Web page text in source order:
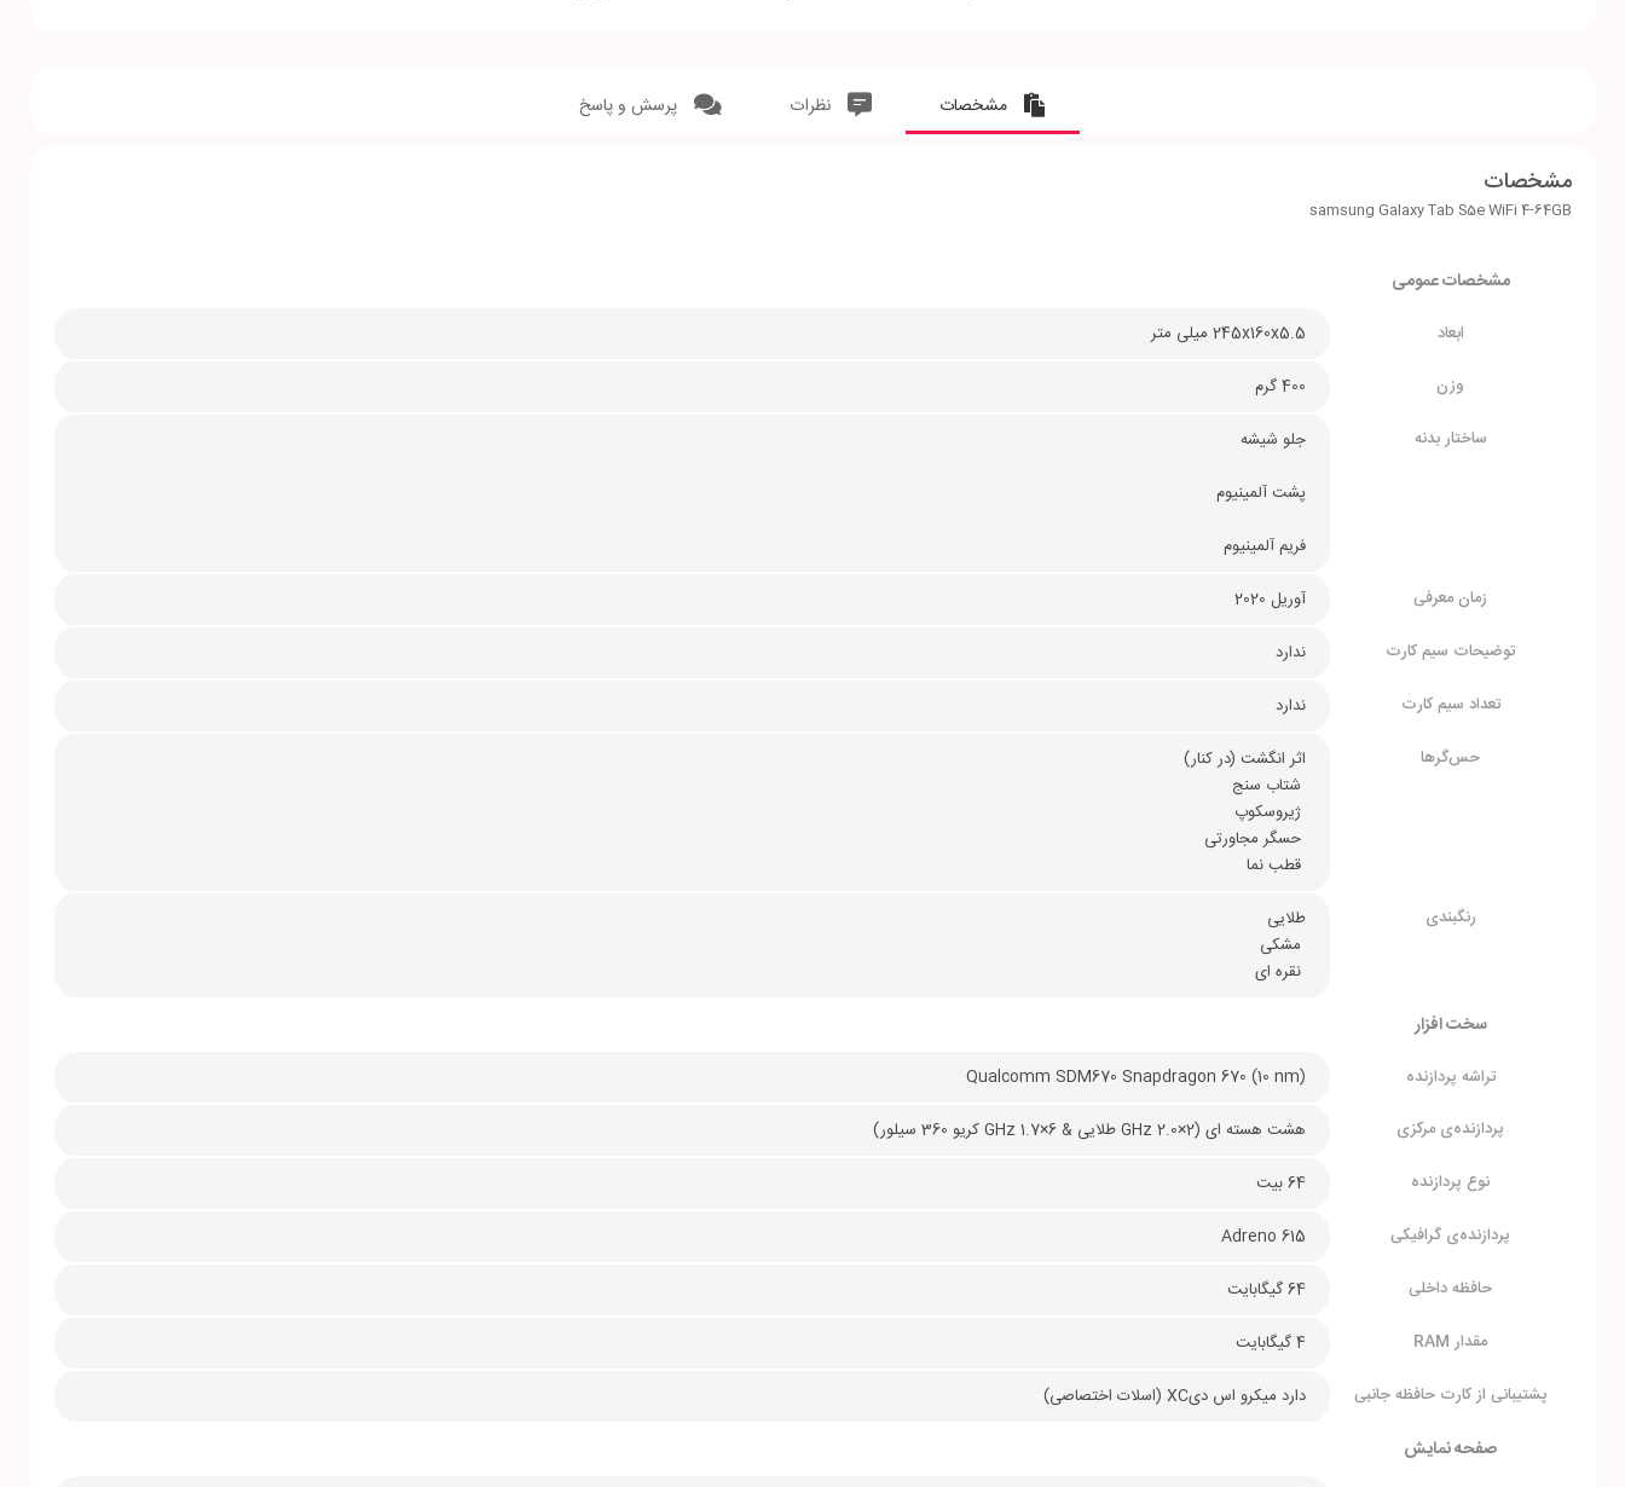
مشخصات نظرات پرسش و پاسخ
مشخصات
samsung Galaxy Tab S5e WiFi 4-64GB
مشخصات عمومی
ابعاد
245x160x5.5 میلی متر
وزن
400 گرم
ساختار بدنه
جلو شیشه
پشت آلمینیوم
فریم آلمینیوم
زمان معرفی
آوریل 2020
توضیحات سیم کارت
ندارد
تعداد سیم کارت
ندارد
حس‌گرها
اثر انگشت (در کنار)
ژیروسکوپ
حسگر مجاورتی
قطب نما
رنگبندی
طلایی
نقره ای
سخت افزار
تراشه پردازنده
Qualcomm SDM670 Snapdragon 670 (10 nm)
پردازنده‌ی مرکزی
هشت هسته ای (2×2.0 GHz طلایی & 6×1.7 GHz کریو 360 سیلور)
نوع پردازنده
64 بیت
پردازنده‌ی گرافیکی
Adreno 615
حافظه داخلی
64 گیگابایت
مقدار RAM
4 گیگابایت
پشتیبانی از کارت حافظه جانبی
دارد میکرو اس دیXC (اسلات اختصاصی)
صفحه نمایش